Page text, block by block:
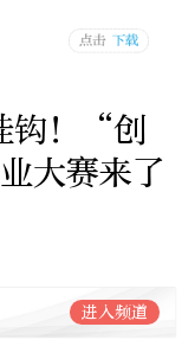
钩！“创
大赛来了
进入频道